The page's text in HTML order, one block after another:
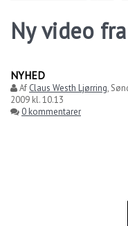
Ny video
NYHED
Af Claus Westh Ljørring,
2009 kl. 10.13
0 kommentarer